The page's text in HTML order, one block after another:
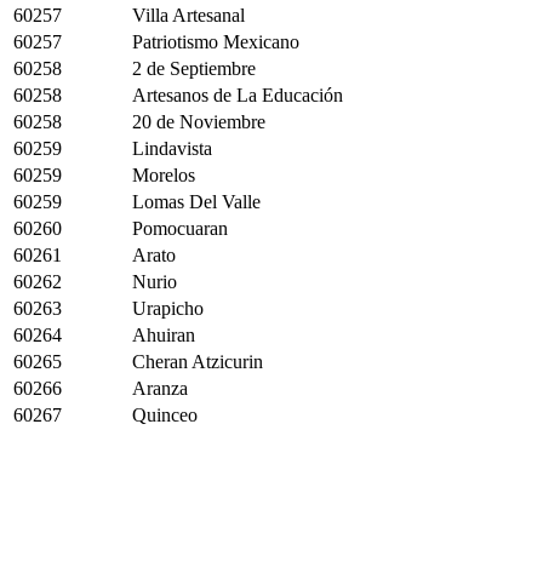
60257
Villa Artesanal
60257
Patriotismo Mexicano
60258
2 de Septiembre
60258
Artesanos de La Educación
60258
20 de Noviembre
60259
Lindavista
60259
Morelos
60259
Lomas Del Valle
60260
Pomocuaran
60261
Arato
60262
Nurio
60263
Urapicho
60264
Ahuiran
60265
Cheran Atzicurin
60266
Aranza
60267
Quinceo